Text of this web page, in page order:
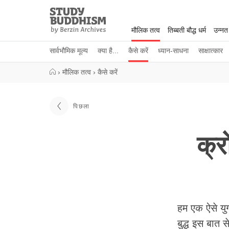
Study
Buddhism
Home
मौलिक तत्व
सार्वभौमिक मूल्य क्या है... कैसे करें ध्यान-साधना साक्षात्कार
तिब्बती बौद्ध धर्म
› मौलिक तत्व › कैसे करें
पिछला
हम एक ऐसे
बुद्ध इस बात